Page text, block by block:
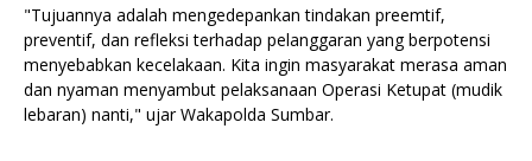
"Tujuannya adalah mengedepankan tindakan preemtif,
preventif, dan refleksi terhadap pelanggaran yang berpotensi
menyebabkan kecelakaan. Kita ingin masyarakat merasa aman
dan nyaman menyambut pelaksanaan Operasi Ketupat (mudik
lebaran) nanti," ujar Wakapolda Sumbar.